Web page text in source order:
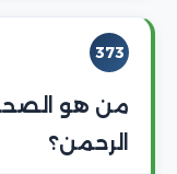
373
من هو
الرحمن؟